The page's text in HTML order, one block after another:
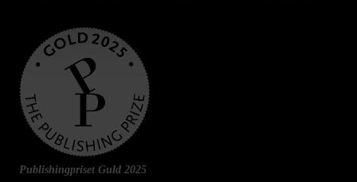
Publishingpriset Guld 2025